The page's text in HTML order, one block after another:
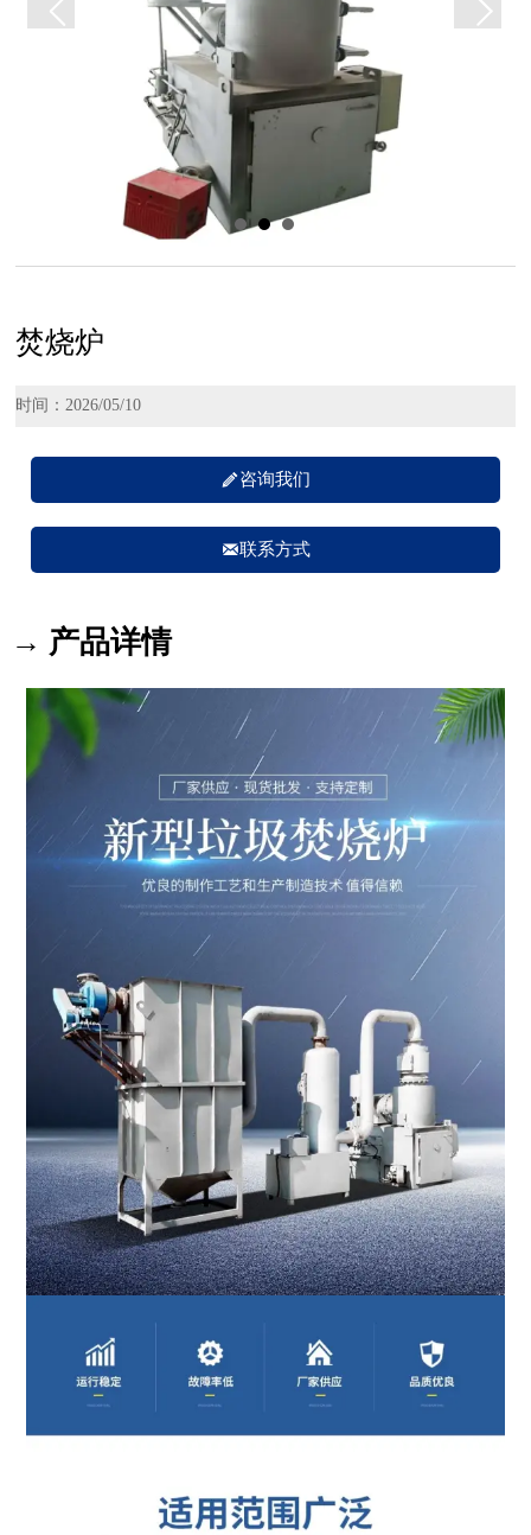
焚烧炉
时间：2026/05/10
咨询我们
联系方式
→ 产品详情